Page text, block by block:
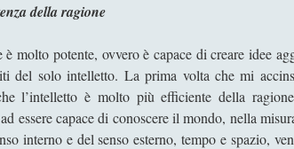
della ragione
molto potente, ovvero è capace di creare idee
del solo intelletto. La prima volta che mi
l’intelletto è molto più efficiente della
essere capace di conoscere il mondo, nella
interno e del senso esterno, tempo e spazio,